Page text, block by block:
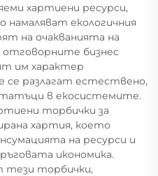
хартиени ресурси,
намаляват екологичния
на очакванията на
бизнес
им характер
се разлагат естествено,
в екосистемите.
торбички за
хартия, което
на ресурси и
икономика.
тези торбички,